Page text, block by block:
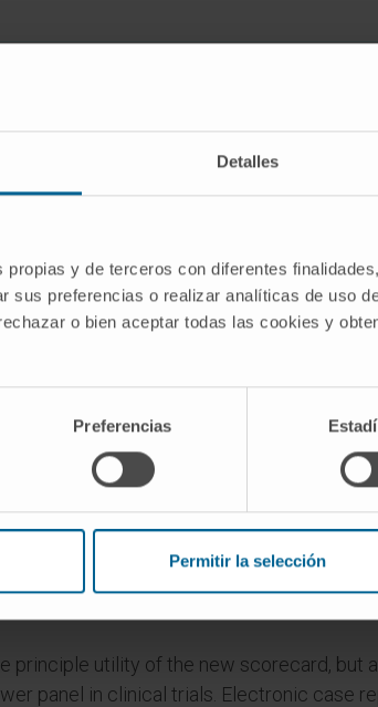
Detalles
propias y de terceros con diferentes
sus preferencias o realizar analíticas de uso
o bien aceptar todas las cookies y
Preferencias
Permitir la selección
Group and RANO effort sought to
metastasis.
MRI of 20 patients with
for assessment were provided via
pairwise agreement.
including 9 neuroradiologists, 17
leptomeningeal metastases-related
(Kappa=0.63), and the worst
the overall response assessment was
brain metastases at baseline was
(20 patients x 35 raters, 56%) were
perfectly matched the
principle utility of the new scorecard, but
panel in clinical trials. Electronic case